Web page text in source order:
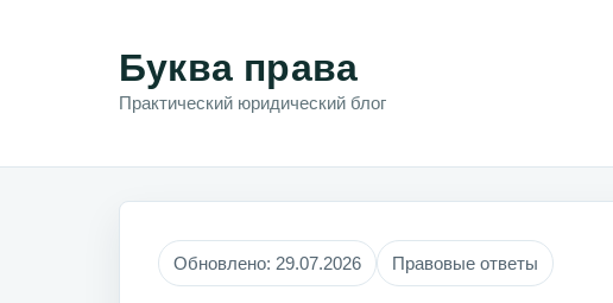
Буква права
Практический юридический блог
Обновлено: 29.07.2026 Правовые ответы